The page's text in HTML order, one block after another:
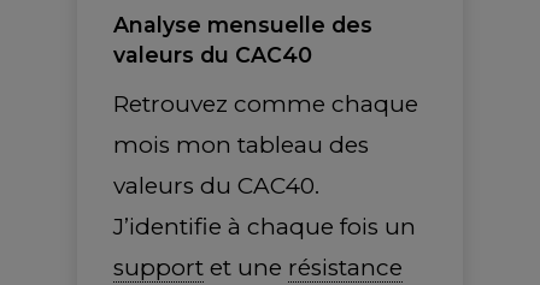
Analyse mensuelle des
valeurs du CAC40
Retrouvez comme chaque
mois mon tableau des
valeurs du CAC40.
J’identifie à chaque fois un
support et une résistance